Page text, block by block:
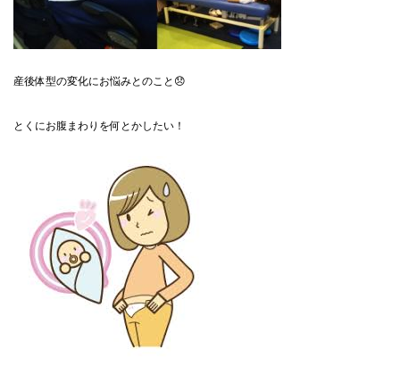
産後体型の変化にお悩みとのこと😞
とくにお腹まわりを何とかしたい！